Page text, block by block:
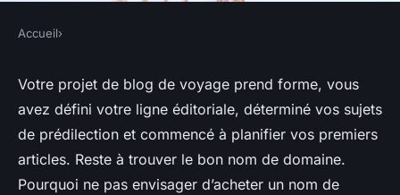
Quels sont les éléments à
considérer pour l'achat d'un
nom de domaine expiré pour
un projet de blog de voyage?
Accueil›
Votre projet de blog de voyage prend forme, vous
avez défini votre ligne éditoriale, déterminé vos sujets
de prédilection et commencé à planifier vos premiers
articles. Reste à trouver le bon nom de domaine.
Pourquoi ne pas envisager d’acheter un nom de